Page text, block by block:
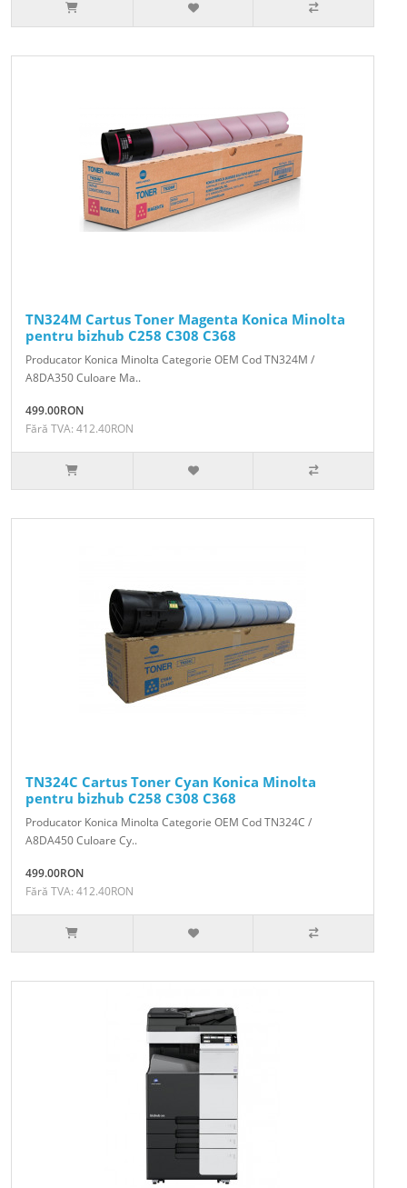
TN324M Cartus Toner Magenta Konica Minolta
pentru bizhub C258 C308 C368
Producator Konica Minolta Categorie OEM Cod TN324M /
A8DA350 Culoare Ma..
499.00RON
Fără TVA: 412.40RON
TN324C Cartus Toner Cyan Konica Minolta
pentru bizhub C258 C308 C368
Producator Konica Minolta Categorie OEM Cod TN324C /
A8DA450 Culoare Cy..
499.00RON
Fără TVA: 412.40RON